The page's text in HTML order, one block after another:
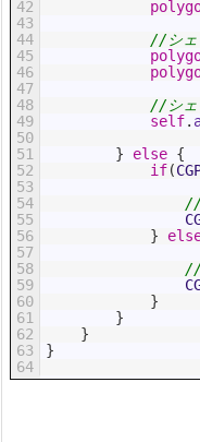
42
43
44
45
46
47
48
49
50
51
52
53
54
55
56
57
58
59
60
61
62
63
64
//シェ
//シェ
self.
}
else {
if(
//
}
//
}
}
}
}